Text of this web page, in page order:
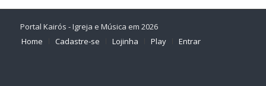
Portal Kairós - Igreja e Música em 2026
Home
Cadastre-se Lojinha Play Entrar